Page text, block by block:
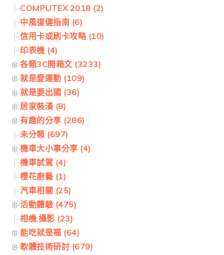
COMPUTEX 2018 (2)
中風復健指南 (6)
信用卡或刷卡攻略 (10)
印表機 (4)
各類3C開箱文 (3233)
就是愛運動 (109)
就是要出國 (36)
居家裝潢 (8)
有趣的分享 (286)
未分類 (697)
機車大小事分享 (4)
機車試駕 (4)
櫻花廚藝 (1)
汽車相關 (25)
活動體驗 (475)
相機.攝影 (23)
能吃就是福 (64)
軟體技術研討 (679)